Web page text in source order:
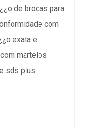
de brocas para
com
exata e
martelos
sds plus.